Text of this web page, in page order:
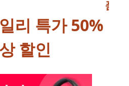
리 특가 50%
할인